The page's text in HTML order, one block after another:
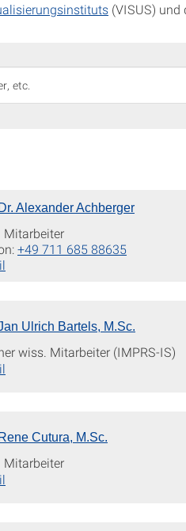
(VISUS) und
Alexander Achberger
Mitarbeiter
+49 711 685 88635
Ulrich Bartels, M.Sc.
wiss. Mitarbeiter (IMPRS-IS)
Cutura, M.Sc.
Mitarbeiter